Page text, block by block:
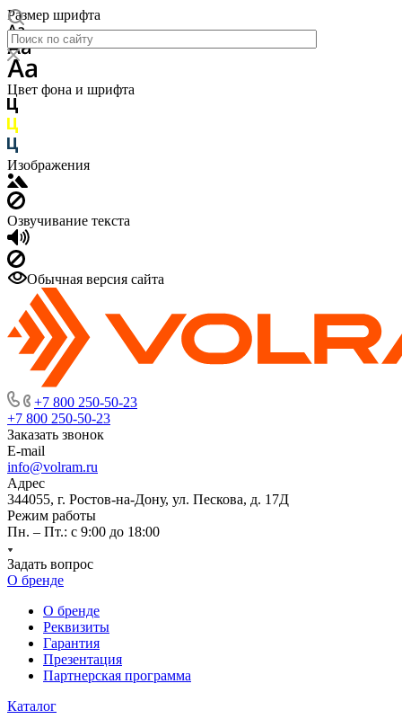
Размер шрифта
Цвет фона и шрифта
Изображения
Озвучивание текста
Обычная версия сайта
+7 800 250-50-23
+7 800 250-50-23
Заказать звонок
E-mail
info@volram.ru
Адрес
344055, г. Ростов-на-Дону, ул. Пескова, д. 17Д
Режим работы
Пн. – Пт.: с 9:00 до 18:00
Задать вопрос
О бренде
О бренде
Реквизиты
Гарантия
Презентация
Партнерская программа
Каталог